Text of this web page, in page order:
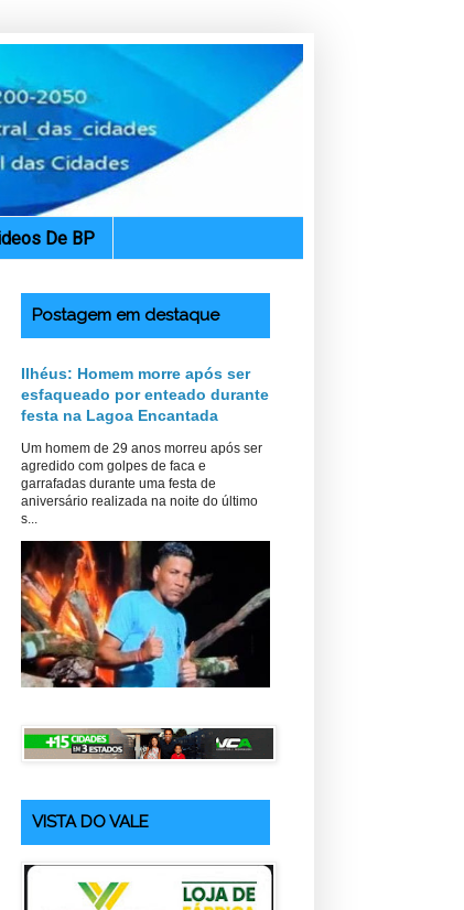
De BP
Postagem em destaque
Ilhéus: Homem morre após ser
esfaqueado por enteado durante
festa na Lagoa Encantada
Um homem de 29 anos morreu após ser
agredido com golpes de faca e
garrafadas durante uma festa de
aniversário realizada na noite do último
s...
VISTA DO VALE